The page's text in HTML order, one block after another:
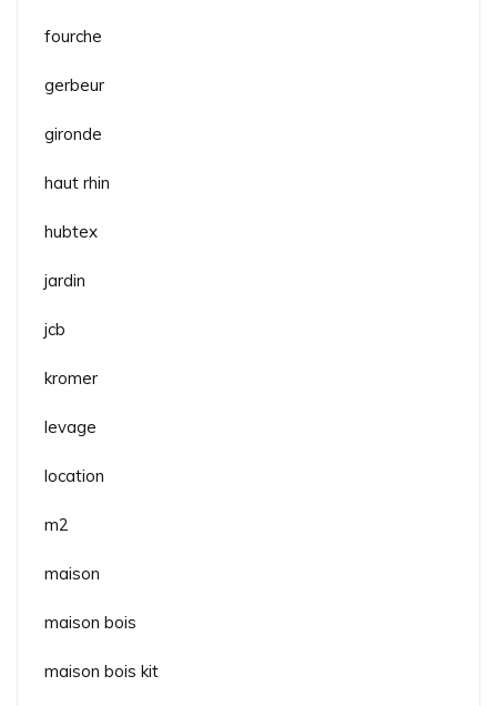
fourche
gerbeur
gironde
haut rhin
hubtex
jardin
jcb
kromer
levage
location
m2
maison
maison bois
maison bois kit